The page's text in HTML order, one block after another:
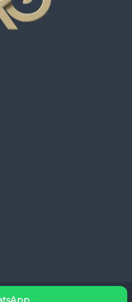
Ribeiro Garcia Advocacia